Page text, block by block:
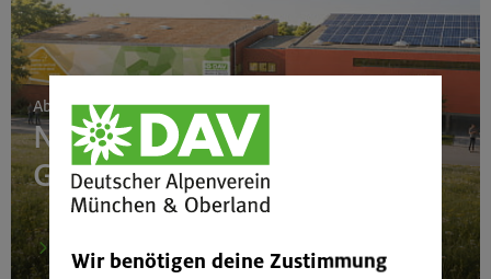
Ab 24. Juni 2026
Neubau Boulderhalle
Gilching
mehr
Wir benötigen deine Zustimmung